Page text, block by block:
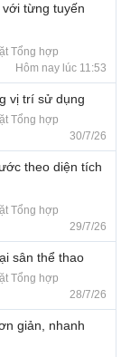
từng tuyến
Tổng hợp
Hôm nay lúc 11:53
vị trí sử dụng
Tổng hợp
30/7/26
theo diện tích
Tổng hợp
29/7/26
sân thể thao
Tổng hợp
28/7/26
giản, nhanh